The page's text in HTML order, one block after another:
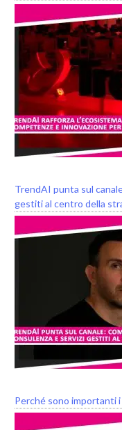
TrendAI punta sul
gestiti al centro della
Perché sono importanti